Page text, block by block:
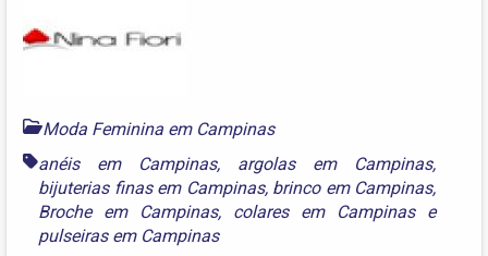
Moda Feminina em Campinas
anéis em Campinas, argolas em Campinas,
bijuterias finas em Campinas, brinco em Campinas,
Broche em Campinas, colares em Campinase
pulseiras em Campinas